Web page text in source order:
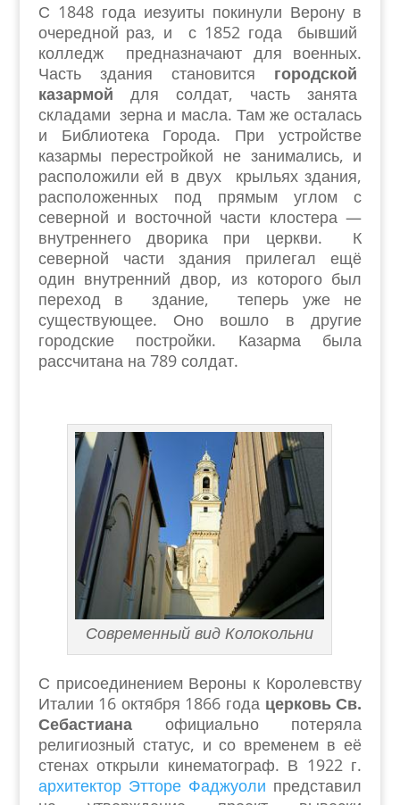
С 1848 года иезуиты покинули Верону в
очередной раз, и с 1852 года бывший
колледж предназначают для военных.
Часть здания становится городской
казармой для солдат, часть занята
складами зерна и масла. Там же осталась
и Библиотека Города. При устройстве
казармы перестройкой не занимались, и
расположили ей в двух крыльях здания,
расположенных под прямым углом с
северной и восточной части клостера —
внутреннего дворика при церкви. К
северной части здания прилегал ещё
один внутренний двор, из которого был
переход в здание, теперь уже не
существующее. Оно вошло в другие
городские постройки. Казарма была
рассчитана на 789 солдат.
Современный вид Колокольни
С присоединением Вероны к Королевству
Италии 16 октября 1866 года церковь Св.
Себастиана официально потеряла
религиозный статус, и со временем в её
стенах открыли кинематограф. В 1922 г.
архитектор Этторе Фаджуоли представил